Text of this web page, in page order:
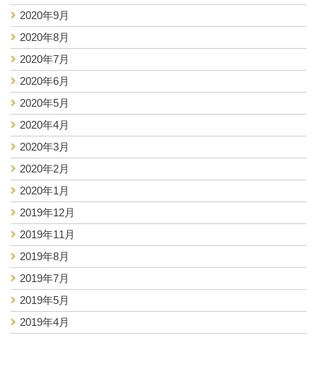
2020年9月
2020年8月
2020年7月
2020年6月
2020年5月
2020年4月
2020年3月
2020年2月
2020年1月
2019年12月
2019年11月
2019年8月
2019年7月
2019年5月
2019年4月